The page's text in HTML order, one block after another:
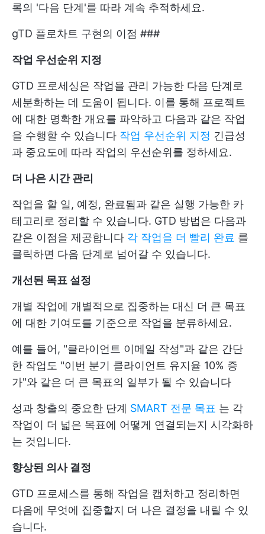
록의 '다음 단계'를 따라 계속 추적하세요.
gTD 플로차트 구현의 이점 ###
작업 우선순위 지정
GTD 프로세싱은 작업을 관리 가능한 다음 단계로
세분화하는 데 도움이 됩니다. 이를 통해 프로젝트
에 대한 명확한 개요를 파악하고 다음과 같은 작업
을 수행할 수 있습니다 작업 우선순위 지정 긴급성
과 중요도에 따라 작업의 우선순위를 정하세요.
더 나은 시간 관리
작업을 할 일, 예정, 완료됨과 같은 실행 가능한 카
테고리로 정리할 수 있습니다. GTD 방법은 다음과
같은 이점을 제공합니다 각 작업을 더 빨리 완료 를
클릭하면 다음 단계로 넘어갈 수 있습니다.
개선된 목표 설정
개별 작업에 개별적으로 집중하는 대신 더 큰 목표
에 대한 기여도를 기준으로 작업을 분류하세요.
예를 들어, "클라이언트 이메일 작성"과 같은 간단
한 작업도 "이번 분기 클라이언트 유지율 10% 증
가"와 같은 더 큰 목표의 일부가 될 수 있습니다
성과 창출의 중요한 단계 SMART 전문 목표 는 각
작업이 더 넓은 목표에 어떻게 연결되는지 시각화하
는 것입니다.
향상된 의사 결정
GTD 프로세스를 통해 작업을 캡처하고 정리하면
다음에 무엇에 집중할지 더 나은 결정을 내릴 수 있
습니다.